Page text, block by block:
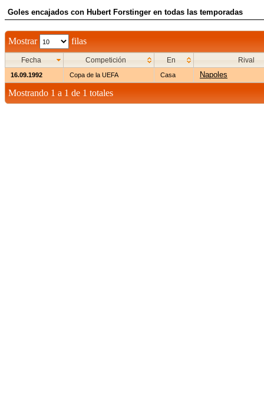
Goles encajados con Hubert Forstinger en todas las temporadas
Mostrar filas
Fecha Competición En Rival
16.09.1992 Copa de la UEFA Casa Napoles
Mostrando 1 a 1 de 1 totales